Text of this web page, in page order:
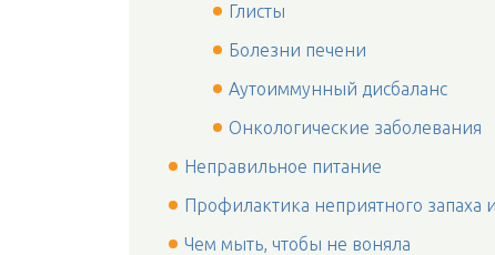
Глисты
Болезни печени
Аутоиммунный дисбаланс
Онкологические заболевания
Неправильное питание
Профилактика неприятного запаха
Чем мыть, чтобы не воняла